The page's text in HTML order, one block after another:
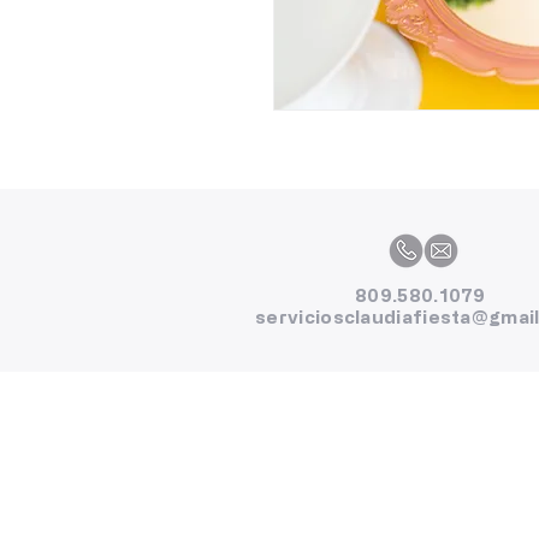
809.580.1079